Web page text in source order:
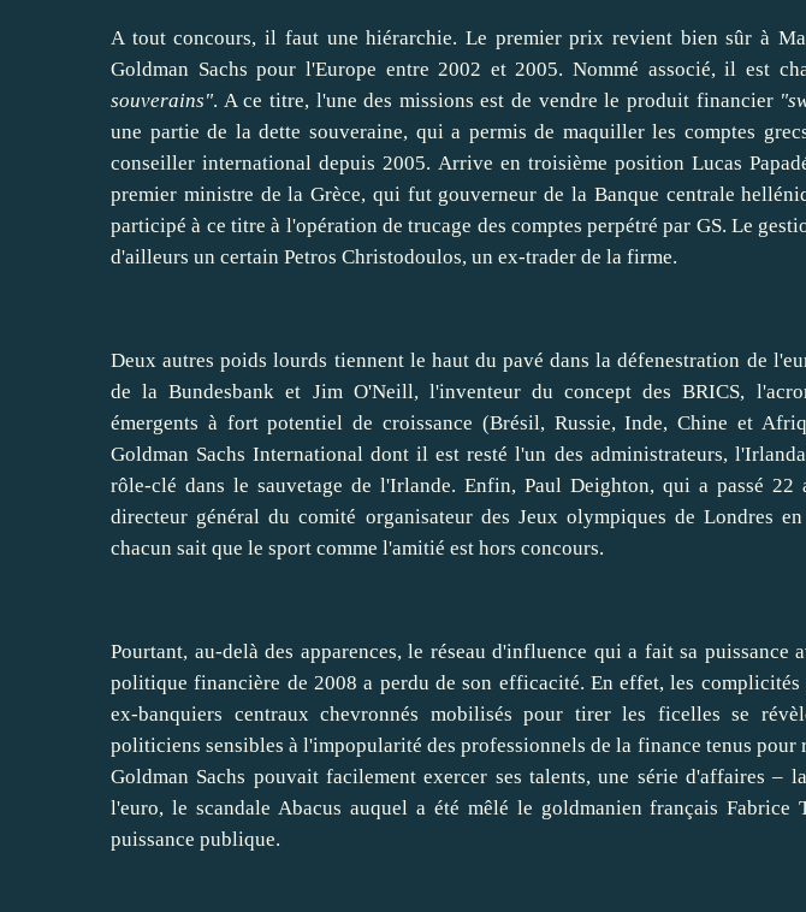
A tout concours, il faut une hiérarchie. Le premier prix revient bien sûr à
Goldman Sachs pour l'Europe entre 2002 et 2005. Nommé associé, il est
souverains". A ce titre, l'une des missions est de vendre le produit financier
une partie de la dette souveraine, qui a permis de maquillerles comptes
conseiller international depuis 2005. Arrive en troisième position Lucas
premier ministre de la Grèce, qui fut gouverneur de la Banque centrale
participé à ce titre à l'opération de trucage des comptes perpétré par GS. Le
d'ailleurs un certain Petros Christodoulos, un ex-trader de la firme.
Deux autres poids lourds tiennent le haut du pavé dans la défenestration de
de la Bundesbank et Jim O'Neill, l'inventeur du concept des BRICS,
émergents à fort potentiel de croissance (Brésil, Russie, Inde, Chine et
Goldman Sachs International dont il est resté l'un des administrateurs,
rôle-clé dans le sauvetage de l'Irlande. Enfin, Paul Deighton, qui a passé 22
directeur général du comité organisateur des Jeux olympiques de Londres
chacun sait que le sport comme l'amitié est hors concours.
Pourtant, au-delà des apparences, le réseau d'influence qui a fait sa puissance
politique financière de 2008 a perdu de son efficacité. En effet, les complicités
ex-banquiers centraux chevronnés mobilisés pour tirerles ficelles se
politiciens sensibles à l'impopularité des professionnels de la finance tenus pour
Goldman Sachs pouvait facilementexercer ses talents, une série d'affaires –
l'euro, le scandale Abacus auquel a été mêlé le goldmanien françaisFabrice
puissance publique.